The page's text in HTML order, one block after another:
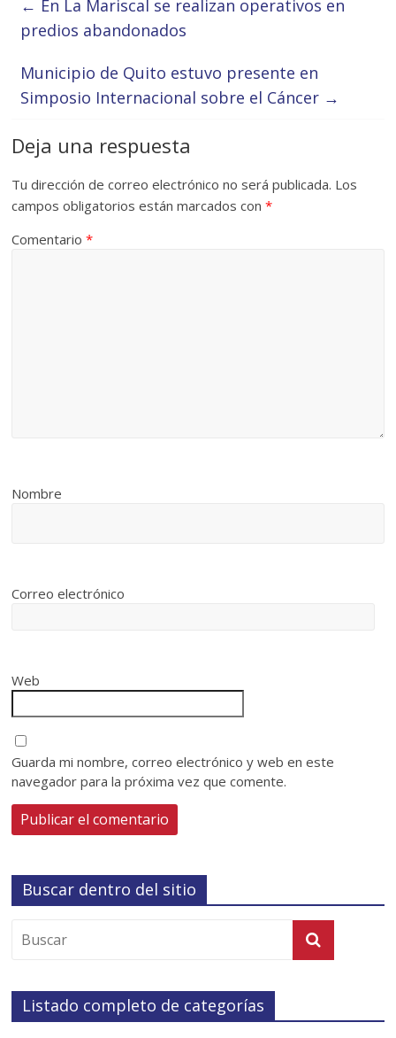
← En La Mariscal se realizan operativos en
predios abandonados
Municipio de Quito estuvo presente en
Simposio Internacional sobre el Cáncer →
Deja una respuesta
Tu dirección de correo electrónico no será publicada. Los
campos obligatorios están marcados con*
Comentario*
Nombre
Correo electrónico
Web
Guarda mi nombre, correo electrónico y web en este
navegador para la próxima vez que comente.
Buscar dentro del sitio
Listado completo de categorías